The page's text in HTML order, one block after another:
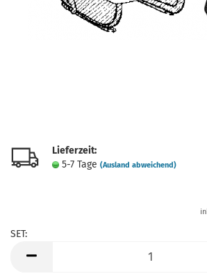
Lieferzeit:
5-7 Tage (Ausland abweichend)
SET: